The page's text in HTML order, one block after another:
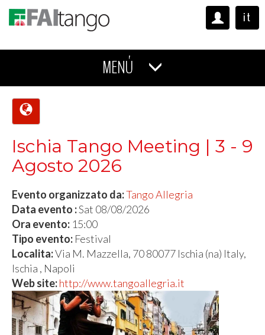
it
MENÚ
Ischia Tango Meeting | 3 - 9
Agosto 2026
Evento organizzato da:Tango Allegria
Data evento :Sat 08/08/2026
Ora evento: 15:00
Tipo evento: Festival
Localita:Via M. Mazzella, 70 80077 Ischia (na) Italy,
Ischia , Napoli
Web site:http://www.tangoallegria.it